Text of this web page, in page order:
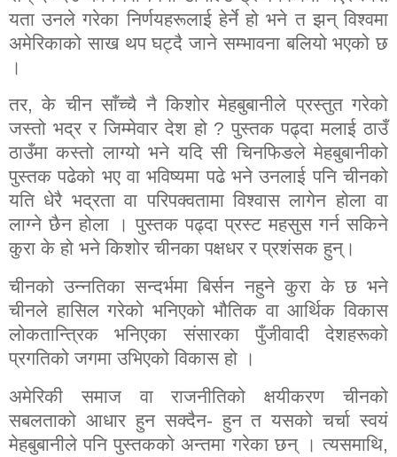
यता उनले गरेका निर्णयहरूलाई हेर्ने हो भने त झन् विश्वमा
अमेरिकाको साख थप घट्दै जाने सम्भावना बलियो भएको छ
।
तर,के चीन साँच्चै नै किशोर मेहबुबानीले प्रस्तुत गरेको
जस्तो भद्र र जिम्मेवार देश हो ?पुस्तक पढ्दा मलाई ठाउँ
ठाउँमा कस्तो लाग्यो भने यदि सी चिनफिङले मेहबुबानीको
पुस्तक पढेको भए वा भविष्यमा पढे भने उनलाई पनि चीनको
यति धेरै भद्रता वा परिपक्वतामा विश्वास लागेन होला वा
लाग्ने छैन होला । पुस्तक पढ्दा प्रस्ट महसुस गर्न सकिने
कुरा के हो भने किशोर चीनका पक्षधर र प्रशंसक हुन्।
चीनको उन्नतिका सन्दर्भमा बिर्सन नहुने कुरा के छ भने
चीनले हासिल गरेको भनिएको भौतिक वा आर्थिक विकास
लोकतान्त्रिक भनिएका संसारका पुँजीवादी देशहरूको
प्रगतिको जगमा उभिएको विकास हो ।
अमेरिकी समाज वा राजनीतिको क्षयीकरण चीनको
सबलताको आधार हुन सक्दैन- हुन त यसको चर्चा स्वयं
मेहबुबानीले पनि पुस्तकको अन्तमा गरेका छन् । त्यसमाथि,